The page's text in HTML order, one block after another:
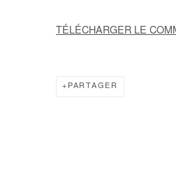
TÉLÉCHARGER LE
PARTAGER